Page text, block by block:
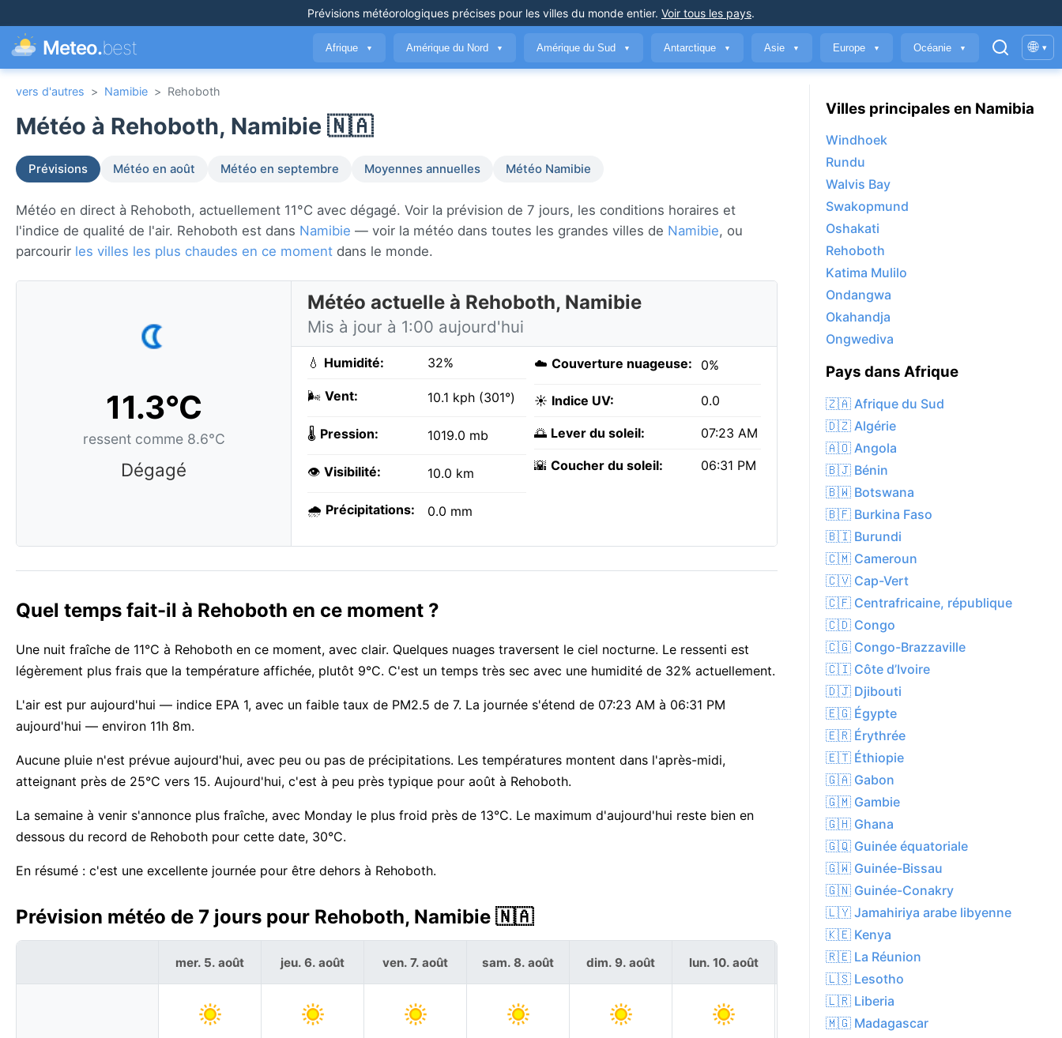
Prévisions météorologiques précises pour les villes du monde entier. Voir tous les pays.
Meteo.best Afrique ▼ Amérique du Nord ▼ Amérique du Sud ▼ Antarctique ▼ Asie ▼ Europe ▼ Océanie ▼ 🌐 ▾
vers d'autres > Namibie > Rehoboth
Météo à Rehoboth, Namibie 🇳🇦
Prévisions Météo en août Météo en septembre Moyennes annuelles Météo Namibie
Météo en direct à Rehoboth, actuellement 11°C avec dégagé. Voir la prévision de 7 jours, les conditions horaires et
l'indice de qualité de l'air. Rehoboth est dans Namibie — voir la météo dans toutes les grandes villes de Namibie, ou
parcourir les villes les plus chaudes en ce moment dans le monde.
11.3°C
ressent comme 8.6°C
Dégagé
Météo actuelle à Rehoboth, Namibie
Mis à jour à 1:00 aujourd'hui
💧 Humidité: 32%
🌬️ Vent: 10.1 kph (301°)
🌡️ Pression: 1019.0 mb
👁️ Visibilité: 10.0 km
🌧️ Précipitations: 0.0 mm
☁️ Couverture nuageuse: 0%
☀️ Indice UV: 0.0
🌅 Lever du soleil: 07:23 AM
🌇 Coucher du soleil: 06:31 PM
Quel temps fait-il à Rehoboth en ce moment ?
Une nuit fraîche de 11°C à Rehoboth en ce moment, avec clair. Quelques nuages traversent le ciel nocturne. Le ressenti est
légèrement plus frais que la température affichée, plutôt 9°C. C'est un temps très sec avec une humidité de 32% actuellement.
L'air est pur aujourd'hui — indice EPA 1, avec un faible taux de PM2.5 de 7. La journée s'étend de 07:23 AM à 06:31 PM
aujourd'hui — environ 11h 8m.
Aucune pluie n'est prévue aujourd'hui, avec peu ou pas de précipitations. Les températures montent dans l'après-midi,
atteignant près de 25°C vers 15. Aujourd'hui, c'est à peu près typique pour août à Rehoboth.
La semaine à venir s'annonce plus fraîche, avec Monday le plus froid près de 13°C. Le maximum d'aujourd'hui reste bien en
dessous du record de Rehoboth pour cette date, 30°C.
En résumé : c'est une excellente journée pour être dehors à Rehoboth.
Prévision météo de 7 jours pour Rehoboth, Namibie 🇳🇦
mer. 5. août jeu. 6. août ven. 7. août sam. 8. août dim. 9. août lun. 10. août mar. 11. août
Villes principales en Namibia
Windhoek
Rundu
Walvis Bay
Swakopmund
Oshakati
Rehoboth
Katima Mulilo
Ondangwa
Okahandja
Ongwediva
Pays dans Afrique
🇿🇦 Afrique du Sud
🇩🇿 Algérie
🇦🇴 Angola
🇧🇯 Bénin
🇧🇼 Botswana
🇧🇫 Burkina Faso
🇧🇮 Burundi
🇨🇲 Cameroun
🇨🇻 Cap-Vert
🇨🇫 Centrafricaine, république
🇨🇩 Congo
🇨🇬 Congo-Brazzaville
🇨🇮 Côte d’Ivoire
🇩🇯 Djibouti
🇪🇬 Égypte
🇪🇷 Érythrée
🇪🇹 Éthiopie
🇬🇦 Gabon
🇬🇲 Gambie
🇬🇭 Ghana
🇬🇶 Guinée équatoriale
🇬🇼 Guinée-Bissau
🇬🇳 Guinée-Conakry
🇱🇾 Jamahiriya arabe libyenne
🇰🇪 Kenya
🇷🇪 La Réunion
🇱🇸 Lesotho
🇱🇷 Liberia
🇲🇬 Madagascar